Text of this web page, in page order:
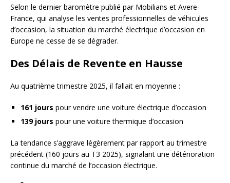
Selon le dernier baromètre publié par Mobilians et Avere-
France, qui analyse les ventes professionnelles de véhicules
d’occasion, la situation du marché électrique d’occasion en
Europe ne cesse de se dégrader.
Des Délais de Revente en Hausse
Au quatrième trimestre 2025, il fallait en moyenne :
161 jours pour vendre une voiture électrique d’occasion
139 jours pour une voiture thermique d’occasion
La tendance s’aggrave légèrement par rapport au trimestre
précédent (160 jours au T3 2025), signalant une détérioration
continue du marché de l’occasion électrique.